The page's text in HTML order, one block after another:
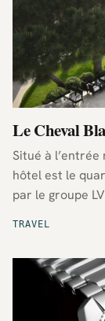
TRAVEL
Le Cheval
Situé à l’entrée
hôtel est le
par le groupe